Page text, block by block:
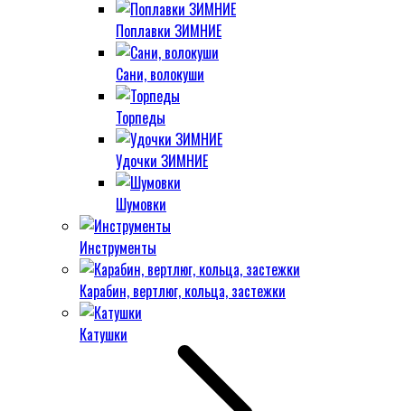
Поплавки ЗИМНИЕ
Сани, волокуши
Торпеды
Удочки ЗИМНИЕ
Шумовки
Инструменты
Карабин, вертлюг, кольца, застежки
Катушки